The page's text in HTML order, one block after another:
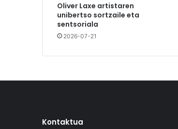
Oliver Laxe artistaren
unibertso sortzaile eta
sentsoriala
2026-07-21
Kontaktua